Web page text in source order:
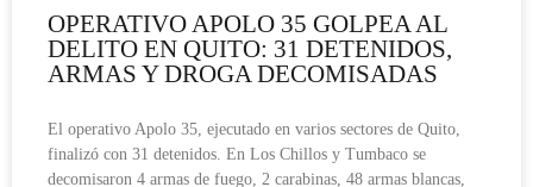
OPERATIVO APOLO 35 GOLPEA AL
DELITO EN QUITO: 31 DETENIDOS,
ARMAS Y DROGA DECOMISADAS
El operativo Apolo 35, ejecutado en varios sectores de Quito,
finalizó con 31 detenidos. En Los Chillos y Tumbaco se
decomisaron 4 armas de fuego, 2 carabinas, 48 armas blancas,